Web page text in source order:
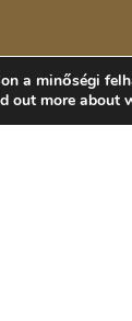
a minőségi
out more